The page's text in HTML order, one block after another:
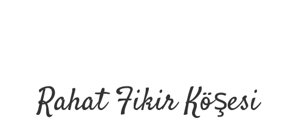
Rahat Fikir Köşesi